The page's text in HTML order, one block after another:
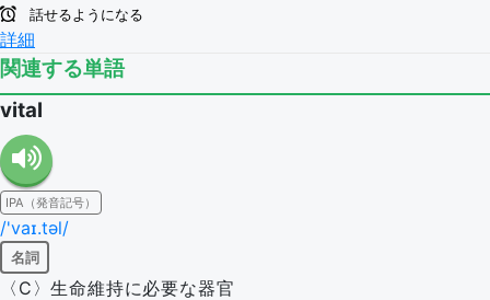
話せるようになる
詳細
関連する単語
vital
IPA（発音記号）
/'vaɪ.təl/
名詞
〈C〉生命維持に必要な器官